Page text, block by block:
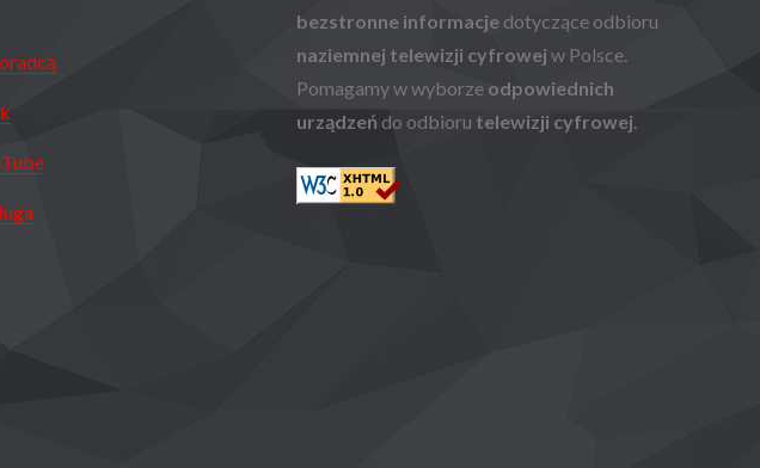
bezstronne informacjedotyczące odbioru
naziemnej telewizji cyfrowej w Polsce.
Pomagamy w wyborze odpowiednich
urządzeń do odbioru telewizji cyfrowej.